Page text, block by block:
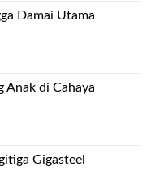
Damai Utama
Anak di Cahaya
Gigasteel